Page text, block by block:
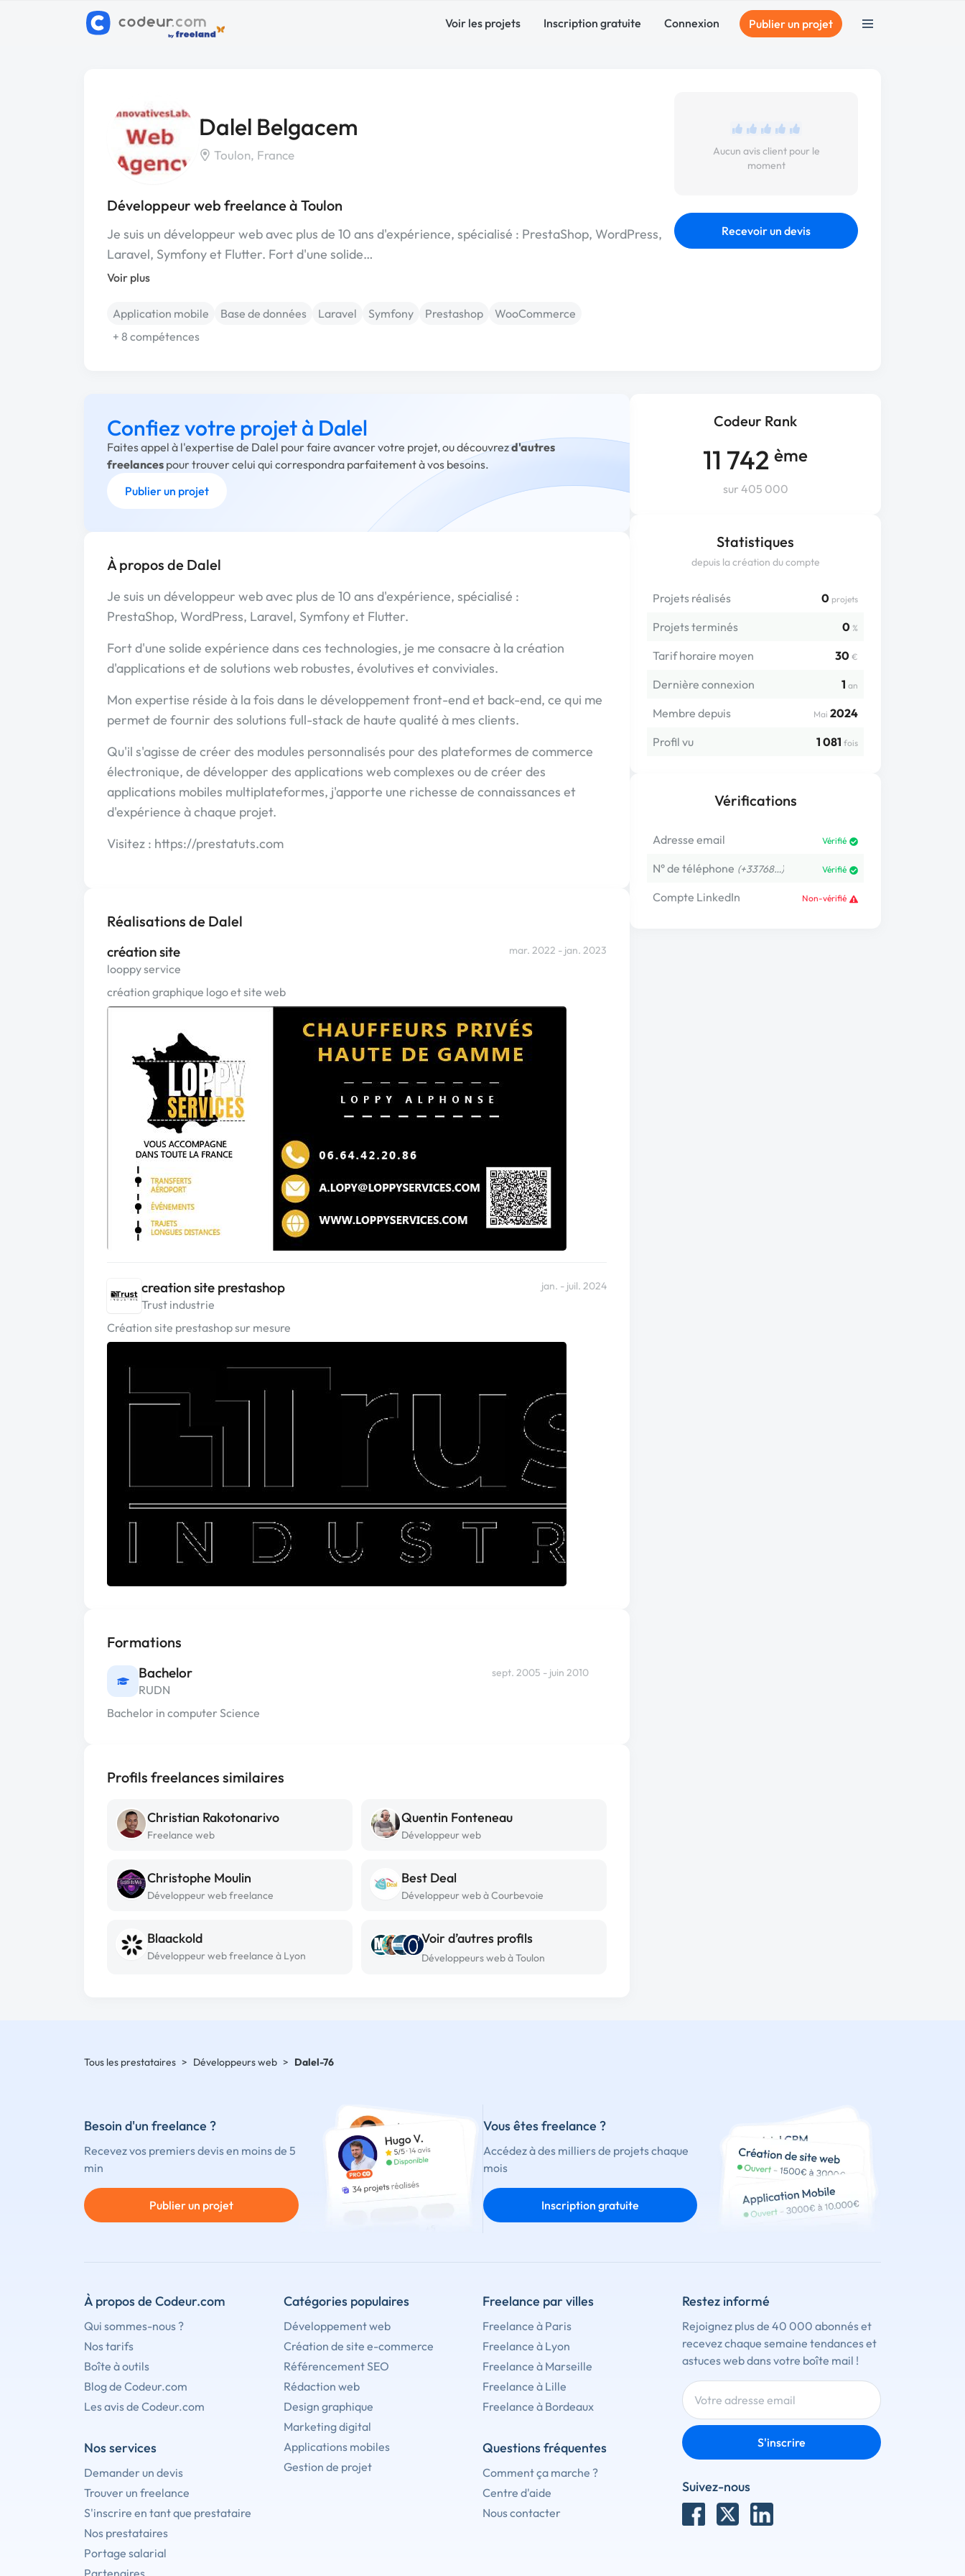
Voir les projets Inscription gratuite Connexion Publier un projet
Dalel Belgacem
Toulon, France
Développeur web freelance à Toulon
Je suis un développeur web avec plus de 10 ans d'expérience, spécialisé : PrestaShop, WordPress,
Laravel, Symfony et Flutter. Fort d'une solide…
Voir plus
Application mobile Base de données Laravel Symfony Prestashop
WooCommerce
+ 8 compétences
Aucun avis client pour le
moment
Recevoir un devis
Codeur Rank
11 742 ème
sur 405 000
Statistiques
depuis la création du compte
Projets réalisés 0 projets
Projets terminés 0 %
Tarif horaire moyen 30 €
Dernière connexion 1 an
Membre depuis Mai 2024
Profil vu
1 081 fois
Vérifications
Adresse email Vérifié
N° de téléphone (+33768…) Vérifié
Compte LinkedIn Non-vérifié
Confiez votre projet à Dalel
Faites appel à l'expertise de Dalel pour faire avancer votre projet, ou découvrezd'autres
freelances pour trouver celui qui correspondra parfaitement à vos besoins.
Publier un projet
À propos de Dalel
Je suis un développeur web avec plus de 10 ans d'expérience, spécialisé :
PrestaShop, WordPress, Laravel, Symfony et Flutter.
Fort d'une solide expérience dans ces technologies, je me consacre à la création
d'applications et de solutions web robustes, évolutives et conviviales.
Mon expertise réside à la fois dans le développement front-end et back-end, ce qui me
permet de fournir des solutions full-stack de haute qualité à mes clients.
Qu'il s'agisse de créer des modules personnalisés pour des plateformes de commerce
électronique, de développer des applications web complexes ou de créer des
applications mobiles multiplateformes, j'apporte une richesse de connaissances et
d'expérience à chaque projet.
Visitez : https://prestatuts.com
Réalisations de Dalel
création site
looppy service
mar. 2022 - jan. 2023
création graphique logo et site web
creation site prestashop
Trust industrie
jan. - juil. 2024
Création site prestashop sur mesure
Formations
Bachelor
RUDN
sept. 2005 - juin 2010
Bachelor in computer Science
Profils freelances similaires
Christian Rakotonarivo
Freelance web
Quentin Fonteneau
Développeur web
Christophe Moulin
Développeur web freelance
Best Deal
Développeur web à Courbevoie
Blaackold
Développeur web freelance à Lyon
Voir d’autres profils
Développeurs web à Toulon
Tous les prestataires > Développeurs web > Dalel-76
Besoin d'un freelance ?
Recevez vos premiers devis en moins de 5
min
Publier un projet
Vous êtes freelance ?
Accédez à des milliers de projets chaque
mois
Inscription gratuite
À propos de Codeur.com
Qui sommes-nous ?
Nos tarifs
Boîte à outils
Blog de Codeur.com
Les avis de Codeur.com
Nos services
Demander un devis
Trouver un freelance
S'inscrire en tant que prestataire
Nos prestataires
Portage salarial
Catégories populaires
Développement web
Création de site e-commerce
Référencement SEO
Rédaction web
Design graphique
Marketing digital
Applications mobiles
Gestion de projet
Freelance par villes
Freelance à Paris
Freelance à Lyon
Freelance à Marseille
Freelance à Lille
Freelance à Bordeaux
Questions fréquentes
Comment ça marche ?
Centre d'aide
Nous contacter
Restez informé
Rejoignez plus de 40 000 abonnés et
recevez chaque semaine tendances et
astuces web dans votre boîte mail !
S'inscrire
Suivez-nous